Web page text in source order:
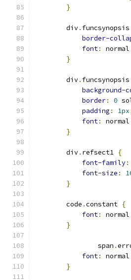
}
        div
.
border-
font: normal
}
        div
.
background-
border: 0
padding : 1px
font: normal
}
        div
. refsect1 {
font-family:
font-size :
}
        code
.constant {
font: normal
}
                span
.
font: normal
}